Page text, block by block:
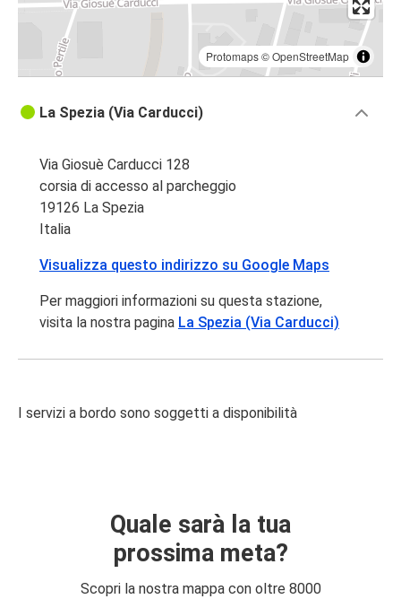
Protomaps©OpenStreetMap
La Spezia (Via Carducci)
Via Giosuè Carducci 128
corsia di accesso al parcheggio
19126 La Spezia
Italia
Visualizza questo indirizzo su Google Maps
Per maggiori informazioni su questa stazione,
visita la nostra pagina La Spezia (Via Carducci)
I servizi a bordo sono soggetti a disponibilità
Quale sarà la tua
prossima meta?
Scopri la nostra mappa con oltre 8000